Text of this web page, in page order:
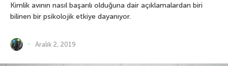
Kimlik avının nasıl başarılı olduğuna dair açıklamalardan biri
bilinen bir psikolojik etkiye dayanıyor.
Aralık 2, 2019